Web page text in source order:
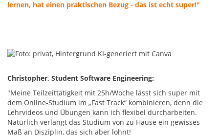
lernen, hat einen praktischen Bezug - das ist echt super!"
Christopher, Student Software Engineering:
"Meine Teilzeittätigkeit mit 25h/Woche lässt sich super mit
dem Online-Studium im „Fast Track“ kombinieren, denn die
Lehrvideos und Übungen kann ich flexibel durcharbeiten.
Natürlich verlangt das Studium von zu Hause ein gewisses
Maß an Disziplin, das sich aber lohnt!